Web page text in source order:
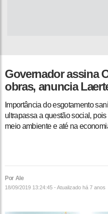
Governador assina
obras, anuncia
Importância do esgotamento
ultrapassa a questão social,
meio ambiente e até na
Por Ale
18/09/2019 13:24:45 - Atualizado há 7 anos